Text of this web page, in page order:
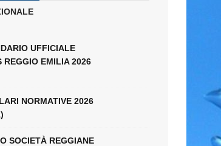
UFFICIALE
REGGIO EMILIA 2026
NORMATIVE 2026
SOCIETÀ REGGIANE